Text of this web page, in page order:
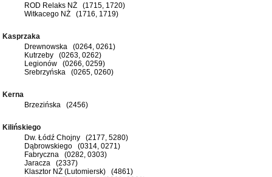
ROD Relaks NŻ (1715, 1720)
Witkacego NŻ (1716, 1719)
Kasprzaka
Drewnowska (0264, 0261)
Kutrzeby (0263, 0262)
Legionów (0266, 0259)
Srebrzyńska (0265, 0260)
Kerna
Brzezińska (2456)
Kilińskiego
Dw. Łódź Chojny (2177, 5280)
Dąbrowskiego (0314, 0271)
Fabryczna (0282, 0303)
Jaracza (2337)
Klasztor NŻ (Lutomiersk) (4861)